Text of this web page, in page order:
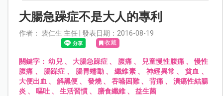
大腸急躁症不是大人的專利
作者： 裴仁生 主任 | 發表日期：2016-08-19
收藏
關鍵字：幼兒、 大腸急躁症 、 腹痛、 兒童慢性腹痛、慢性
腹痛 、 腸躁症 、 腸胃蠕動、 纖維素、 神經異常 、貧血 、
大便出血 、解黑便 、發燒 、吞嚥困難、背痛 、潰瘍性結腸
炎 、 嘔吐、 生活習慣、 膳食纖維、 益生菌